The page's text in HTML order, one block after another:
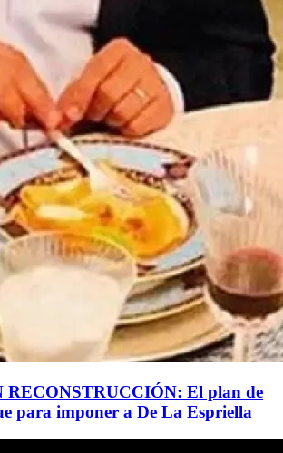
RECONSTRUCCIÓN: El plan de
para imponer a De La Espriella